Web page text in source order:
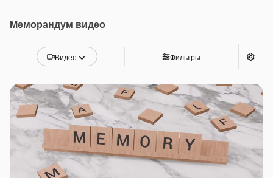
Меморандум видео
Видео Фильтры